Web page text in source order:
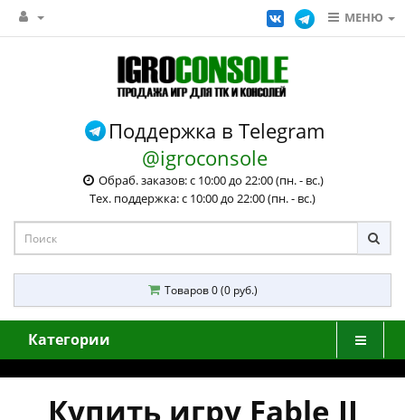
МЕНЮ
Поддержка в Telegram
@igroconsole
Обраб. заказов: с 10:00 до 22:00 (пн. - вс.)
Тех. поддержка: с 10:00 до 22:00 (пн. - вс.)
Товаров 0 (0 руб.)
Категории
Купить игру Fable II